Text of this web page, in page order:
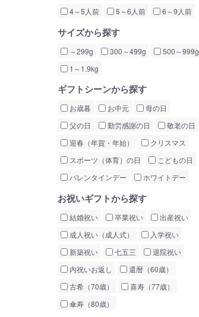
4～5人前
5～6人前 6～9人前
サイズから探す
～299g 300～499g
500～999g
1～1.9kg
ギフトシーンから探す
お歳暮 お中元
母の日
父の日
勤労感謝の日
敬老の日
迎春（年賀・年始）
クリスマス
スポーツ（体育）の日
こどもの日
バレンタインデー
ホワイトデー
お祝いギフトから探す
結婚祝い 卒業祝い
出産祝い
成人祝い（成人式）
入学祝い
新築祝い
七五三
退院祝い
内祝いお返し
還暦（60歳）
古希（70歳）
喜寿（77歳）
傘寿（80歳）